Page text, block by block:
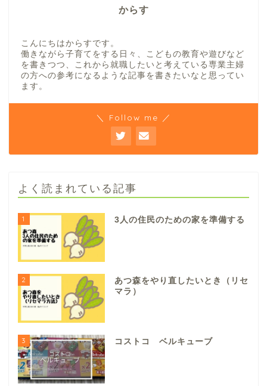
からす
こんにちはからすです。
働きながら子育てをする日々、こどもの教育や遊びなど
を書きつつ、これから就職したいと考えている専業主婦
の方への参考になるような記事を書きたいなと思ってい
ます。
＼ Follow me ／
よく読まれている記事
1 3人の住民のための家を準備する
2
あつ森をやり直したいとき（リセ
マラ）
3 コストコ ベルキューブ